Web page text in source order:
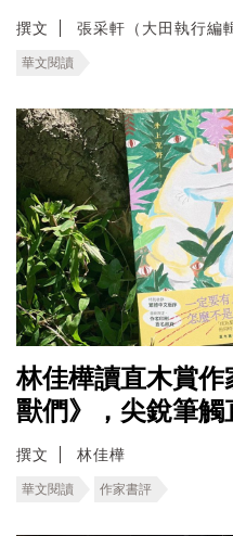
撰文 張采軒（大田執行編
華文閱讀
林佳樺讀直木賞
獸們》，尖銳筆觸
撰文 林佳樺
華文閱讀 作家書評